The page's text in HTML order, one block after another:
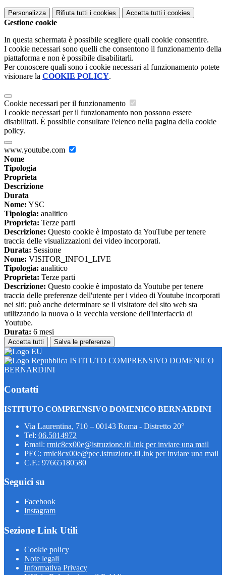
Personalizza Rifiuta tutti i cookies Accetta tutti i cookies
Gestione cookie
In questa schermata è possibile scegliere quali cookie consentire.
I cookie necessari sono quelli che consentono il funzionamento della
piattaforma e non è possibile disabilitarli.
Per conoscere quali sono i cookie necessari al funzionamento potete
visionare la COOKIE POLICY.
Cookie necessari per il funzionamento
I cookie necessari per il funzionamento non possono essere
disabilitati. È possibile consultare l'elenco nella pagina della cookie
policy.
www.youtube.com
Nome
Tipologia
Proprieta
Descrizione
Durata
Nome: YSC
Tipologia: analitico
Proprieta: Terze parti
Descrizione: Questo cookie è impostato da YouTube per tenere
traccia delle visualizzazioni dei video incorporati.
Durata: Sessione
Nome: VISITOR_INFO1_LIVE
Tipologia: analitico
Proprieta: Terze parti
Descrizione: Questo cookie è impostato da Youtube per tenere
traccia delle preferenze dell'utente per i video di Youtube incorporati
nei siti; può anche determinare se il visitatore del sito web sta
utilizzando la nuova o la vecchia versione dell'interfaccia di
Youtube.
Durata: 6 mesi
Accetta tutti Salva le preferenze
ISTITUTO COMPRENSIVO DOMENICO
BERNARDINI
Contatti
ISTITUTO COMPRENSIVO DOMENICO BERNARDINI
Via Laurentina, 710 – 00143 Roma - Distretto 20°
Tel: 06.5014972
Email: rmic8cx00e@istruzione.itLink per inviare una mail
PEC: rmic8cx00e@pec.istruzione.itLink per inviare una mail
C.F.: 97665180580
Seguici su
Facebook
Instagram
Sezione Link Utili
Cookie policy
Note legali
Informativa Privacy